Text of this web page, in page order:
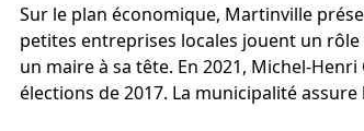
Sur le plan économique, Martinville
petites entreprises locales jouent un
un maire à sa tête. En 2021, Michel-
élections de 2017. La municipalité